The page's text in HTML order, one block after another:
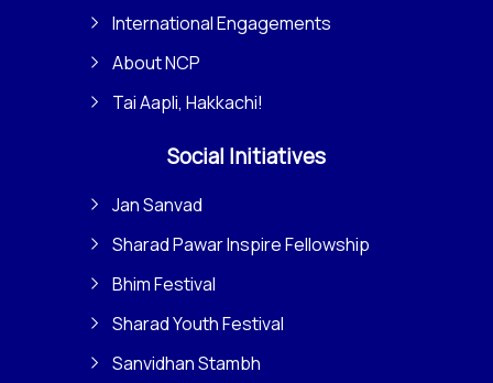
International Engagements
About NCP
Tai Aapli, Hakkachi!
Social Initiatives
Jan Sanvad
Sharad Pawar Inspire Fellowship
Bhim Festival
Sharad Youth Festival
Sanvidhan Stambh